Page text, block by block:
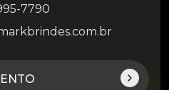
7790